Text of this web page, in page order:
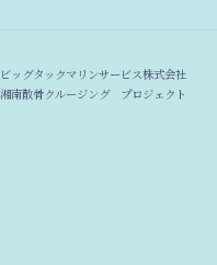
ビッグタックマリンサービス株式会社
湘南散骨クルージング プロジェクト